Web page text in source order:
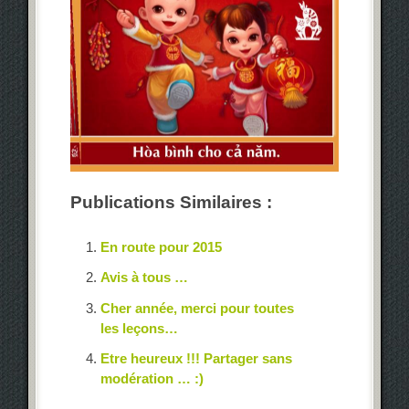
Publications Similaires :
En route pour 2015
Avis à tous …
Cher année, merci pour toutes
les leçons…
Etre heureux !!! Partager sans
modération … :)